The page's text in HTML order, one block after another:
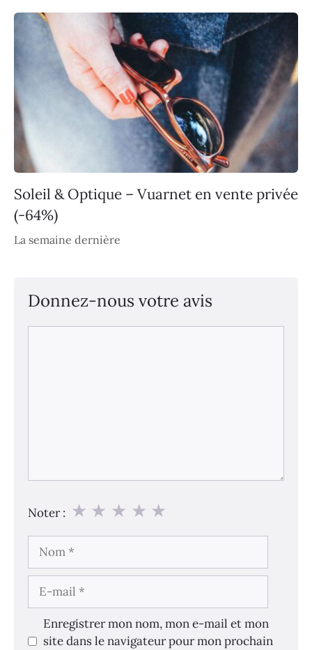
Soleil & Optique – Vuarnet en vente privée
(-64%)
La semaine dernière
Donnez-nous votre avis
Noter : ★
★
★
★
★
Nom
E-
mail
Enregistrer mon nom, mon e-mail et mon
site dans le navigateur pour mon prochain